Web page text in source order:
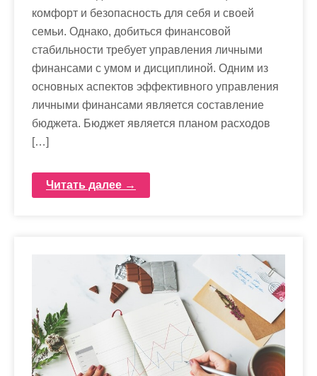
комфорт и безопасность для себя и своей
семьи. Однако, добиться финансовой
стабильности требует управления личными
финансами с умом и дисциплиной. Одним из
основных аспектов эффективного управления
личными финансами является составление
бюджета. Бюджет является планом расходов
[…]
Читать далее →